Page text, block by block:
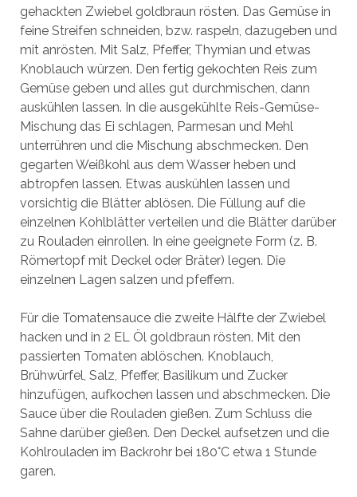
gehackten Zwiebel goldbraun rösten. Das Gemüse in
feine Streifen schneiden, bzw. raspeln, dazugeben und
mit anrösten. Mit Salz, Pfeffer, Thymian und etwas
Knoblauch würzen. Den fertig gekochten Reis zum
Gemüse geben und alles gut durchmischen, dann
auskühlen lassen. In die ausgekühlte Reis-Gemüse-
Mischung das Ei schlagen, Parmesan und Mehl
unterrühren und die Mischung abschmecken. Den
gegarten Weißkohl aus dem Wasser heben und
abtropfen lassen. Etwas auskühlen lassen und
vorsichtig die Blätter ablösen. Die Füllung auf die
einzelnen Kohlblätter verteilen und die Blätter darüber
zu Rouladen einrollen. In eine geeignete Form (z. B.
Römertopf mit Deckel oder Bräter) legen. Die
einzelnen Lagen salzen und pfeffern.
Für die Tomatensauce die zweite Hälfte der Zwiebel
hacken und in 2 EL Öl goldbraun rösten. Mit den
passierten Tomaten ablöschen. Knoblauch,
Brühwürfel, Salz, Pfeffer, Basilikum und Zucker
hinzufügen, aufkochen lassen und abschmecken. Die
Sauce über die Rouladen gießen. Zum Schluss die
Sahne darüber gießen. Den Deckel aufsetzen und die
Kohlrouladen im Backrohr bei 180°C etwa 1 Stunde
garen.